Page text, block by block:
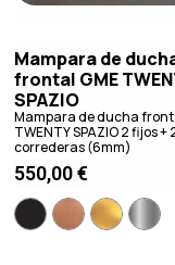
Mampara de
frontal GME
SPAZIO
Mampara de ducha
TWENTY SPAZIO 2 fijos +
correderas (6mm)
550,00€